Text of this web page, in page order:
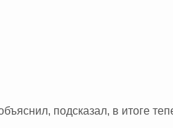
подсказал, в итоге